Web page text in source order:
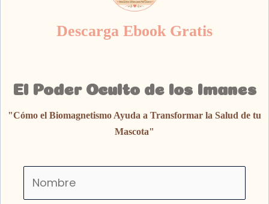
Descarga Ebook Gratis
El Poder Oculto de los Imanes
"Cómo el Biomagnetismo Ayuda a Transformar la Salud de tu
Mascota"